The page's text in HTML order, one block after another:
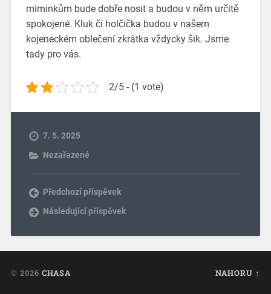
miminkům bude dobře nosit a budou v něm určitě
spokojené. Kluk či holčička budou v našem
kojeneckém oblečení zkrátka vždycky šik. Jsme
tady pro vás.
2/5 - (1 vote)
7. 5. 2025
Nezařazené
Předchozí příspěvek
Následující příspěvek
© 2026 CHASA NAHORU ↑